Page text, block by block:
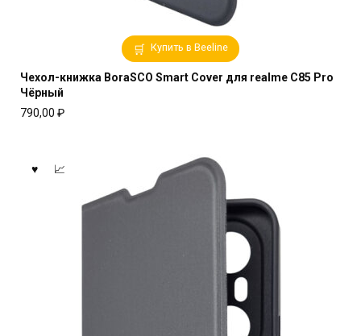
Купить в Beeline
Чехол-книжка BoraSCO Smart Cover для realme C85 Pro
Чёрный
790,00 ₽